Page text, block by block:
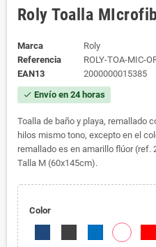
Roly Toalla
Marca
Roly
Referencia
ROLY-TOA-MIC-
EAN13
2000000015385
check Envío en 24 horas
Toalla de baño y playa, remallado
hilos mismo tono, excepto en el
remallado es en amarillo flúor (ref.
Talla M (60x145cm).
Color